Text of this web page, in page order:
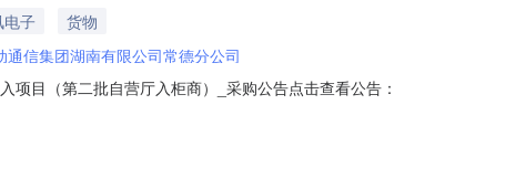
电子
货物
通信集团湖南有限公司常德分公司
项目（第二批自营厅入柜商）_采购公告点击查看公告：